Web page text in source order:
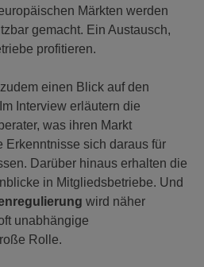
Märkten werden
gemacht. Ein Austausch,
profitieren.
einen Blick auf den
Interview erläutern die
was ihren Markt
Erkenntnisse sich daraus für
Darüber hinaus erhalten die
in Mitgliedsbetriebe. Und
wird näher
unabhängige
Rolle.